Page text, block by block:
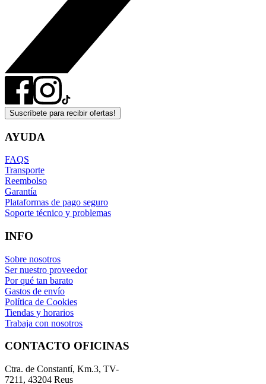
Suscríbete para recibir ofertas!
AYUDA
FAQS
Transporte
Reembolso
Garantía
Plataformas de pago seguro
Soporte técnico y problemas
INFO
Sobre nosotros
Ser nuestro proveedor
Por qué tan barato
Gastos de envío
Política de Cookies
Tiendas y horarios
Trabaja con nosotros
CONTACTO OFICINAS
Ctra. de Constantí, Km.3, TV-
7211, 43204 Reus